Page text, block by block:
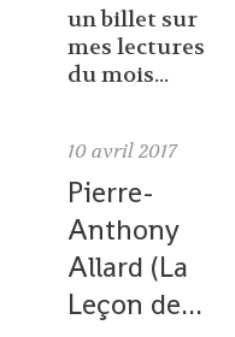
un billet sur
mes lectures
du mois...
10 avril 2017
Pierre-
Anthony
Allard (La
Leçon de...